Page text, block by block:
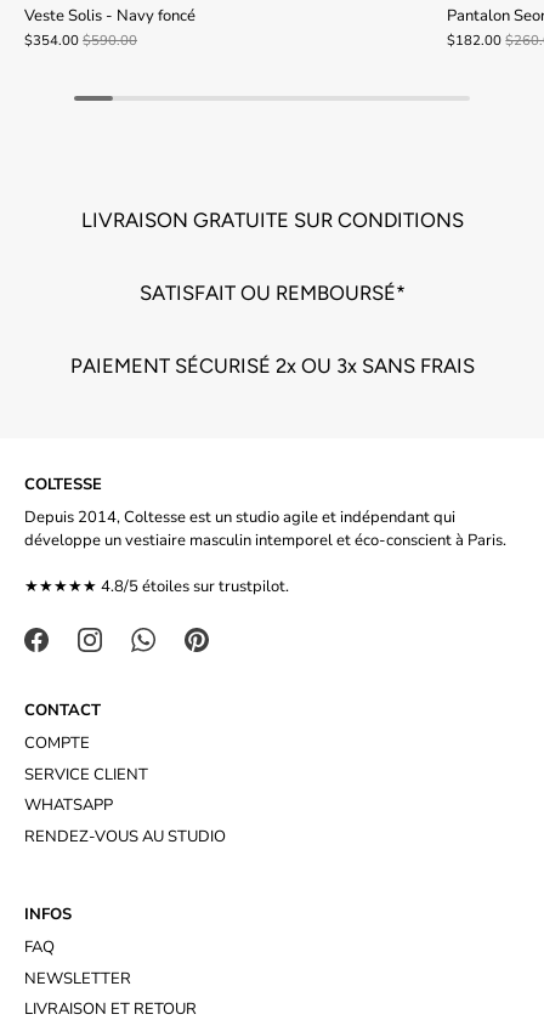
Veste Solis - Navy foncé
$354.00 $590.00
Pantalon
$182.00
LIVRAISON GRATUITE SUR CONDITIONS
SATISFAIT OU REMBOURSÉ*
PAIEMENT SÉCURISÉ 2x OU 3x SANS FRAIS
COLTESSE
Depuis 2014, Coltesse est un studio agile et indépendant qui
développe un vestiaire masculin intemporel et éco-conscient à Paris.
★★★★★ 4.8/5 étoiles surtrustpilot.
CONTACT
COMPTE
SERVICE CLIENT
WHATSAPP
RENDEZ-VOUS AU STUDIO
INFOS
FAQ
NEWSLETTER
LIVRAISON ET RETOUR